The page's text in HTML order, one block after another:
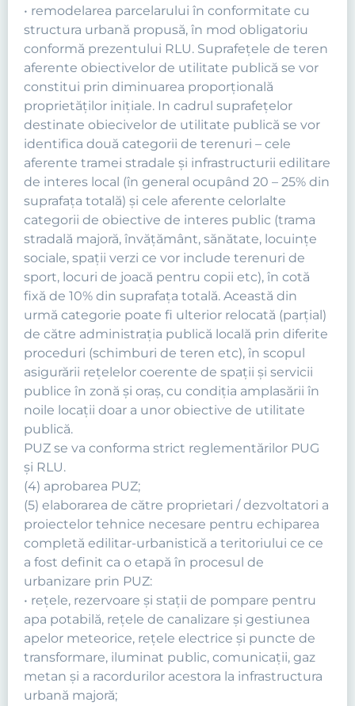
• remodelarea parcelarului în conformitate cu
structura urbană propusă, în mod obligatoriu
conformă prezentului RLU. Suprafeţele de teren
aferente obiectivelor de utilitate publică se vor
constitui prin diminuarea proporţională
proprietăţilor iniţiale. In cadrul suprafeţelor
destinate obiecivelor de utilitate publică se vor
identifica două categorii de terenuri – cele
aferente tramei stradale şi infrastructurii edilitare
de interes local (în general ocupând 20 – 25% din
suprafaţa totală) şi cele aferente celorlalte
categorii de obiective de interes public (trama
stradală majoră, învăţământ, sănătate, locuinţe
sociale, spaţii verzi ce vor include terenuri de
sport, locuri de joacă pentru copii etc), în cotă
fixă de 10% din suprafaţa totală. Această din
urmă categorie poate fi ulterior relocată (parţial)
de către administraţia publică locală prin diferite
proceduri (schimburi de teren etc), în scopul
asigurării reţelelor coerente de spaţii şi servicii
publice în zonă şi oraş, cu condiţia amplasării în
noile locaţii doar a unor obiective de utilitate
publică.
PUZ se va conforma strict reglementărilor PUG
şi RLU.
(4) aprobarea PUZ;
(5) elaborarea de către proprietari / dezvoltatori a
proiectelor tehnice necesare pentru echiparea
completă edilitar-urbanistică a teritoriului ce ce
a fost definit ca o etapă în procesul de
urbanizare prin PUZ:
• reţele, rezervoare şi staţii de pompare pentru
apa potabilă, reţele de canalizare şi gestiunea
apelor meteorice, reţele electrice şi puncte de
transformare, iluminat public, comunicaţii, gaz
metan şi a racordurilor acestora la infrastructura
urbană majoră;